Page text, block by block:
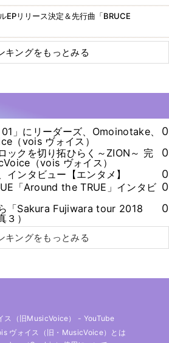
リリース決定＆先行曲「BRUCE
キングをもっとみる
」にリーダーズ、Omoinotake、
（vois ヴォイス）
0
ックを切り拓ひらく～ZION～ 完
（vois ヴォイス）
0
インタビュー【エンタメ】
0
「Around the TRUE」インタビ 0
ら「Sakura Fujiwara tour 2018
）
0
キングをもっとみる
（旧MusicVoice） - YouTube
ヴォイス（旧・MusicVoice）とは